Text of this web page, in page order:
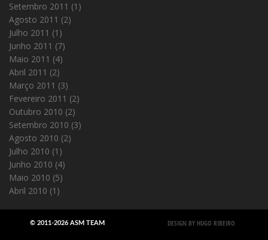
Setembro 2011 (1)
Agosto 2011 (2)
Julho 2011 (1)
Junho 2011 (7)
Maio 2011 (4)
Abril 2011 (2)
Março 2011 (3)
Fevereiro 2011 (2)
Outubro 2010 (2)
Setembro 2010 (3)
Agosto 2010 (2)
Julho 2010 (1)
Junho 2010 (4)
Maio 2010 (5)
Abril 2010 (1)
© 2011-2026 ASM TEAM DESIGN BY HUGO RIBEIRO